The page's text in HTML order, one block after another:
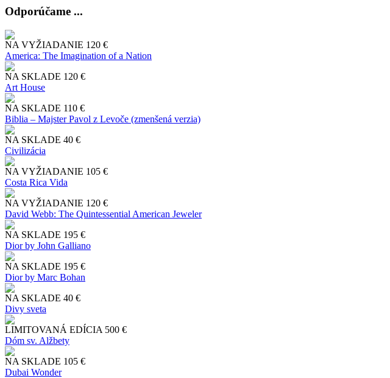
Odporúčame ...
NA VYŽIADANIE 120 €
America: The Imagination of a Nation
NA SKLADE 120 €
Art House
NA SKLADE 110 €
Biblia – Majster Pavol z Levoče (zmenšená verzia)
NA SKLADE 40 €
Civilizácia
NA VYŽIADANIE 105 €
Costa Rica Vida
NA VYŽIADANIE 120 €
David Webb: The Quintessential American Jeweler
NA SKLADE 195 €
Dior by John Galliano
NA SKLADE 195 €
Dior by Marc Bohan
NA SKLADE 40 €
Divy sveta
LIMITOVANÁ EDÍCIA 500 €
Dóm sv. Alžbety
NA SKLADE 105 €
Dubai Wonder